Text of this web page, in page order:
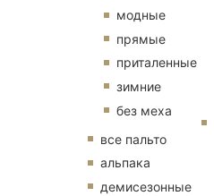
модные
прямые
приталенные
зимние
без меха
все пальто
альпака
демисезонные